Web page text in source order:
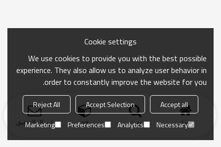
منزل بحث فئة ارسال التحقيق
Cookie settings
We use cookies to provide you with the best possible
experience. They also allow us to analyze user behavior in
order to constantly improve the website for you.
Accept all
Accept Selection
Reject All
Necessary
Analytics
Preferences
Marketing